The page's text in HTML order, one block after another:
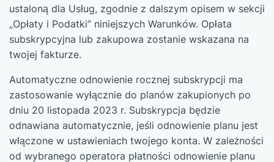
ustaloną dla Usług, zgodnie z dalszym opisem w sekcji
„Opłaty i Podatki” niniejszych Warunków. Opłata
subskrypcyjna lub zakupowa zostanie wskazana na
twojej fakturze.
Automatyczne odnowienie rocznej subskrypcji ma
zastosowanie wyłącznie do planów zakupionych po
dniu 20 listopada 2023 r. Subskrypcja będzie
odnawiana automatycznie, jeśli odnowienie planu jest
włączone w ustawieniach twojego konta. W zależności
od wybranego operatora płatności odnowienie planu